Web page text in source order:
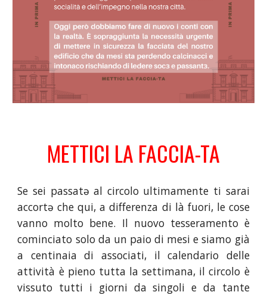
METTICI LA FACCIA-TA
Se sei passatə al circolo ultimamente ti sarai
accortə che qui, a differenza di là fuori, le cose
vanno molto bene. Il nuovo tesseramento è
cominciato solo da un paio di mesi e siamo già
a centinaia di associati, il calendario delle
attività è pieno tutta la settimana, il circolo è
vissuto tutti i giorni da singoli e da tante